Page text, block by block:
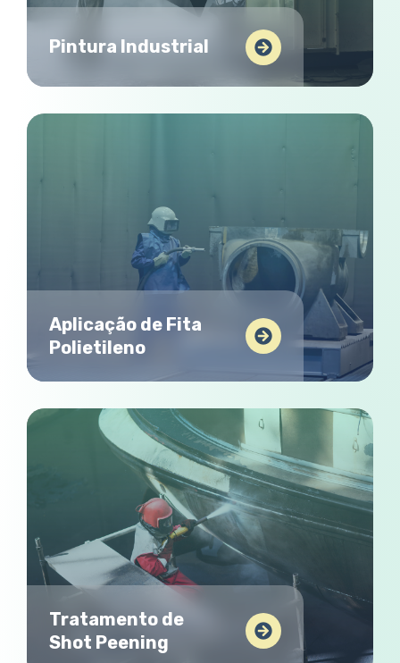
Pintura Industrial
Aplicação de Fita
Polietileno
Tratamento de
Shot Peening